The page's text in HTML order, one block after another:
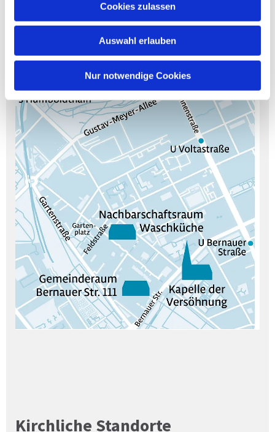
Cookies zulassen
Auswahl erlauben
Nur notwendige Cookies
Kirchliche Standorte